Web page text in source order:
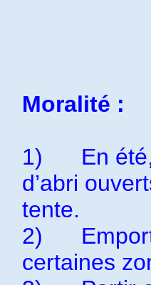
Moralité :
1) En
d’abri
tente.
2)
certaines